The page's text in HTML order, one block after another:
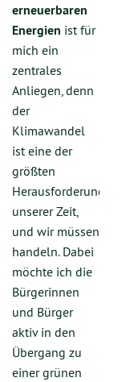
erneuerbaren
Energien ist für
mich ein
zentrales
Anliegen, denn
der
Klimawandel
ist eine der
größten
Herausforderungen
unserer Zeit,
und wir müssen
handeln. Dabei
möchte ich die
Bürgerinnen
und Bürger
aktiv in den
Übergang zu
einer grünen